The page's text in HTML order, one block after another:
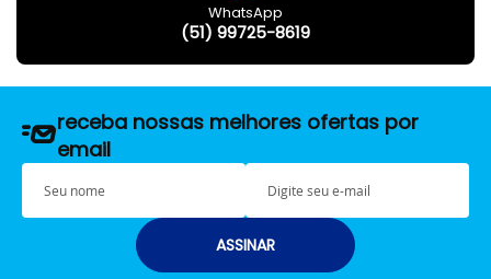
WhatsApp
(51) 99725-8619
receba nossas melhores ofertas por
email
S
u
E
m
a
ASSINAR